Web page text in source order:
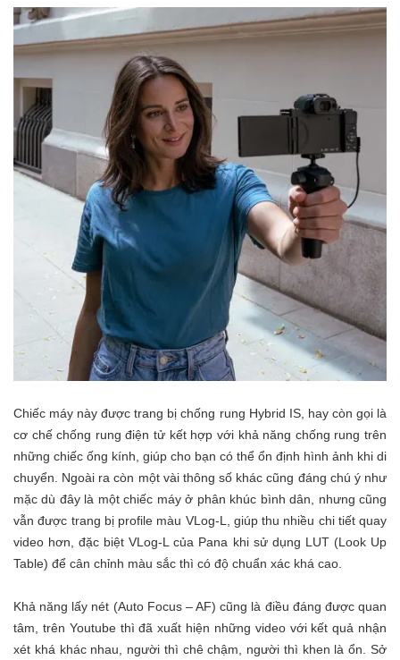
Chiếc máy này được trang bị chống rung Hybrid IS, hay còn gọi là
cơ chế chống rung điện tử kết hợp với khả năng chống rung trên
những chiếc ống kính, giúp cho bạn có thể ổn định hình ảnh khi di
chuyển. Ngoài ra còn một vài thông số khác cũng đáng chú ý như
mặc dù đây là một chiếc máy ở phân khúc bình dân, nhưng cũng
vẫn được trang bị profile màu VLog-L, giúp thu nhiều chi tiết quay
video hơn, đặc biệt VLog-L của Pana khi sử dụng LUT (Look Up
Table) để cân chỉnh màu sắc thì có độ chuẩn xác khá cao.
Khả năng lấy nét (Auto Focus – AF) cũng là điều đáng được quan
tâm, trên Youtube thì đã xuất hiện những video với kết quả nhận
xét khá khác nhau, người thì chê chậm, người thì khen là ổn. Sở